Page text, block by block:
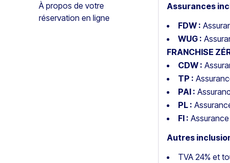
À propos de votre
réservation en ligne
Assurances
FDW :
WUG :
FRANCHISE
CDW :
TP :
PAI :
PL :
FI :
Autres
TVA 24% et